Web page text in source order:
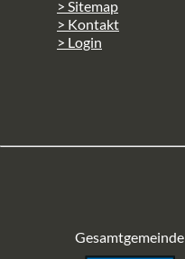
> Sitemap
> Kontakt
> Login
Gesamtgemeinde